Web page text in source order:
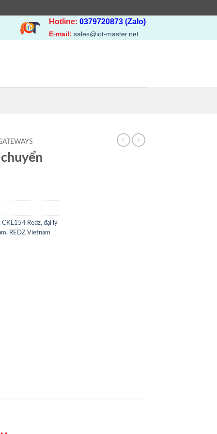
Hotline: 0379720873 (Zalo)
E-mail: sales@iot-master.net
CKL154 Redz, đại lý
, REDZ Vietnam